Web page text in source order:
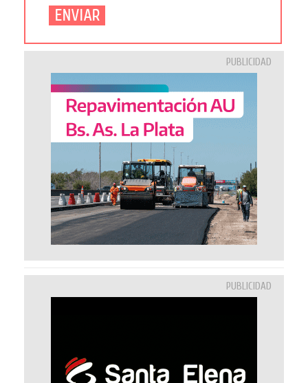
PUBLICIDAD
PUBLICIDAD